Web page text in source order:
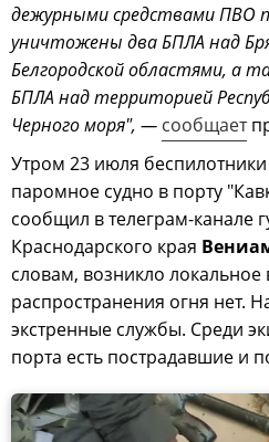
дежурными средствами ПВО
уничтожены два БПЛА над
Белгородской областями, а
БПЛА над территорией
Черного моря", — сообщает
Утром 23 июля
паромное судно в порту
сообщил в телеграм-канале
Краснодарского края
словам, возникло
распространения огня нет.
экстренные службы. Среди
порта есть пострадавшие и